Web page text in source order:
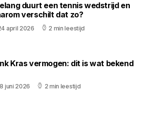
duurt een tennis wedstrijd en
verschilt dat zo?
april 2026 2 min leestijd
Kras vermogen: dit is wat bekend
juni 2026 2 min leestijd